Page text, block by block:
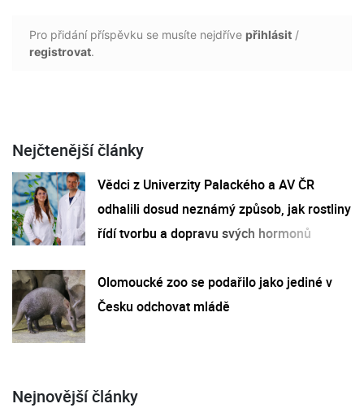
Pro přidání příspěvku se musíte nejdříve přihlásit /
registrovat.
Nejčtenější články
Vědci z Univerzity Palackého a AV ČR
odhalili dosud neznámý způsob, jak rostliny
řídí tvorbu a dopravu svých hormonů
Olomoucké zoo se podařilo jako jediné v
Česku odchovat mládě
Nejnovější články